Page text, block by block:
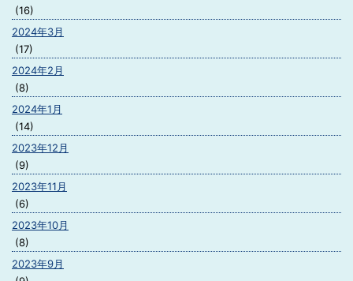
(16)
2024年3月
(17)
2024年2月
(8)
2024年1月
(14)
2023年12月
(9)
2023年11月
(6)
2023年10月
(8)
2023年9月